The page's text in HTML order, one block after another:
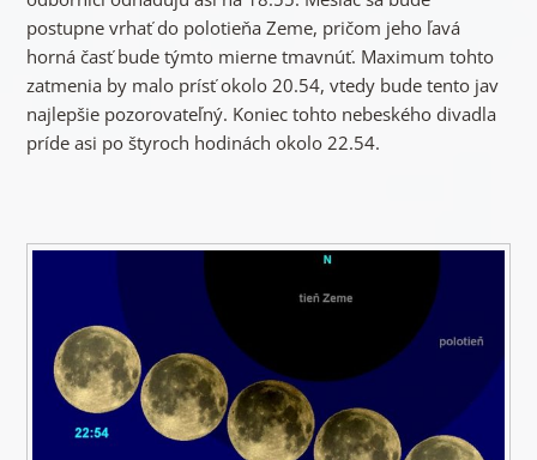
postupne vrhať do polotieňa Zeme, pričom jeho ľavá
horná časť bude týmto mierne tmavnúť. Maximum tohto
zatmenia by malo prísť okolo 20.54, vtedy bude tento jav
najlepšie pozorovateľný. Koniec tohto nebeského divadla
príde asi po štyroch hodinách okolo 22.54.